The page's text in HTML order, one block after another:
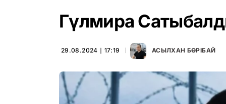
Гүлмира
29.08.2024 ∣ 17:19 АСЫЛХАН БӨРІБАЙ